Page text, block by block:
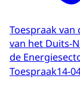
Toespraak van
van het Duits-
de
Toespraak14-